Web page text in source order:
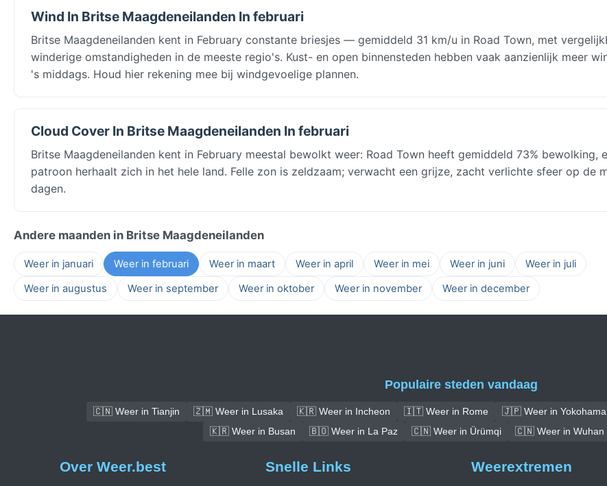
Wind In Britse Maagdeneilanden In februari
Britse Maagdeneilanden kent in February constante briesjes — gemiddeld 31 km/u in Road Town, met
winderige omstandigheden in de meeste regio's. Kust- en open binnensteden hebben vaak aanzienlijk meer
's middags. Houd hier rekening mee bij windgevoelige plannen.
Cloud Cover In Britse Maagdeneilanden In februari
Britse Maagdeneilanden kent in February meestal bewolkt weer: Road Town heeft gemiddeld 73% bewolking,
patroon herhaalt zich in het hele land. Felle zon is zeldzaam; verwacht een grijze, zacht verlichte sfeer op de
dagen.
Andere maanden in Britse Maagdeneilanden
Weer in januari Weer in februari Weer in maart Weer in april Weer in mei Weer in juni
Weer in juli
Weer in augustus
Weer in september Weer in oktober Weer in november Weer in december
Populaire steden vandaag
🇨🇳 Weer in Tianjin 🇿🇲 Weer in Lusaka 🇰🇷 Weer in Incheon 🇮🇹 Weer in Rome 🇯🇵 Weer in Yokohama
🇰🇷 Weer in Busan
🇧🇴 Weer in La Paz 🇨🇳 Weer in Ürümqi 🇨🇳 Weer in Wuhan
Over Weer.best Snelle Links Weerextremen